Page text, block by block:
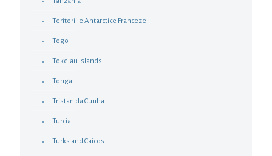
Teritoriile Antarctice Franceze
Togo
Tokelau Islands
Tonga
Tristan da Cunha
Turcia
Turks and Caicos